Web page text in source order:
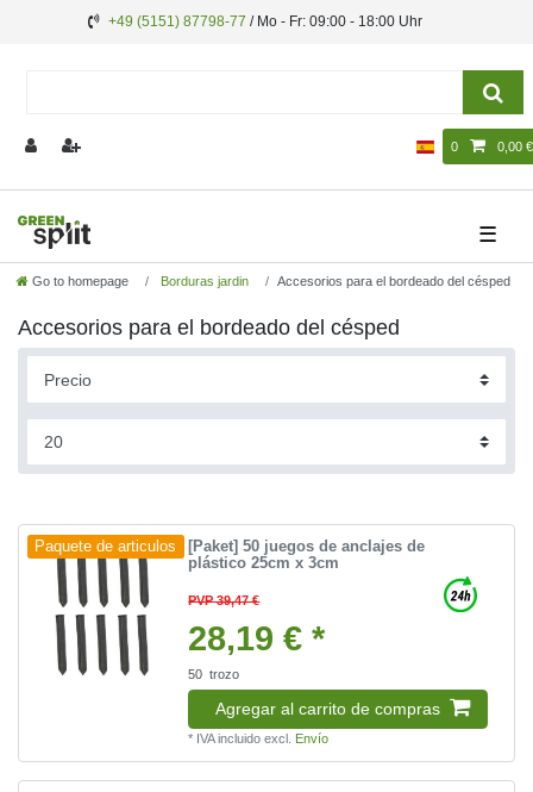
+49 (5151) 87798-77 / Mo - Fr: 09:00 - 18:00 Uhr
0 0,00 €
☰
Go to homepage Borduras jardin Accesorios para el bordeado del césped
Accesorios para el bordeado del césped
Paquete de articulos
[Paket] 50 juegos de anclajes de
plástico 25cm x 3cm
PVP 39,47 €
28,19 € *
50 trozo
Agregar al carrito de compras
* IVA incluido excl. Envío